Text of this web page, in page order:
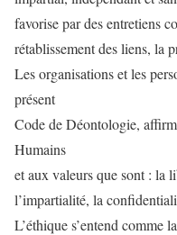
favorise par des entretiens
rétablissement des liens, la
Les organisations et les
présent
Code de Déontologie,
Humains
et aux valeurs que sont : la
l’impartialité, la
L’éthique s’entend comme